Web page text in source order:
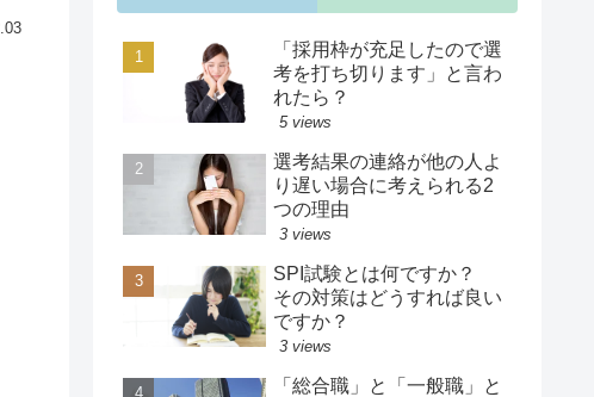
「採用枠が充足したので選
考を打ち切ります」と言わ
れたら？
5 views
選考結果の連絡が他の人よ
り遅い場合に考えられる2
つの理由
3 views
SPI試験とは何ですか？
その対策はどうすれば良い
ですか？
3 views
「総合職」と「一般職」と